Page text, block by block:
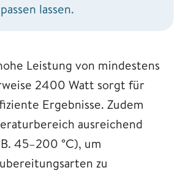
lassen.
Leistung von mindestens
2400 Watt sorgt für
Ergebnisse. Zudem
ausreichend
45–200 °C), um
zu